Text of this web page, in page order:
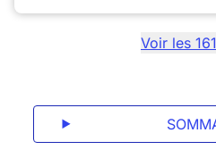
Voir les 161